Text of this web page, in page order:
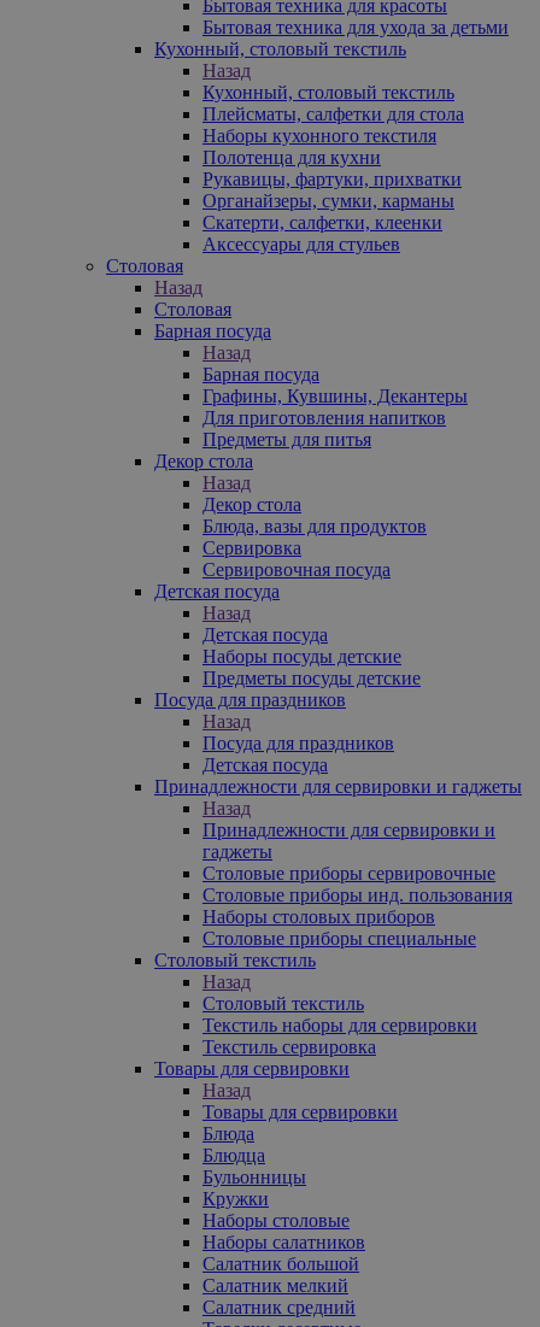
Бытовая техника для красоты
Бытовая техника для ухода за детьми
Кухонный, столовый текстиль
Назад
Кухонный, столовый текстиль
Плейсматы, салфетки для стола
Наборы кухонного текстиля
Полотенца для кухни
Рукавицы, фартуки, прихватки
Органайзеры, сумки, карманы
Скатерти, салфетки, клеенки
Аксессуары для стульев
Столовая
Назад
Столовая
Барная посуда
Назад
Барная посуда
Графины, Кувшины, Декантеры
Для приготовления напитков
Предметы для питья
Декор стола
Назад
Декор стола
Блюда, вазы для продуктов
Сервировка
Сервировочная посуда
Детская посуда
Назад
Детская посуда
Наборы посуды детские
Предметы посуды детские
Посуда для праздников
Назад
Посуда для праздников
Детская посуда
Принадлежности для сервировки и гаджеты
Назад
Принадлежности для сервировки и
гаджеты
Столовые приборы сервировочные
Столовые приборы инд. пользования
Наборы столовых приборов
Столовые приборы специальные
Столовый текстиль
Назад
Столовый текстиль
Текстиль наборы для сервировки
Текстиль сервировка
Товары для сервировки
Назад
Товары для сервировки
Блюда
Блюдца
Бульонницы
Кружки
Наборы столовые
Наборы салатников
Салатник большой
Салатник мелкий
Салатник средний